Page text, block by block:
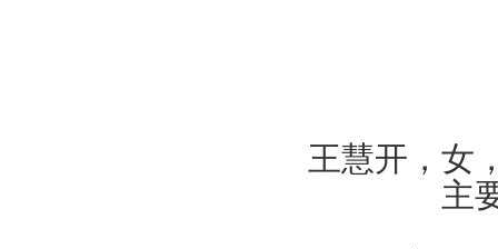
王慧开，女
主